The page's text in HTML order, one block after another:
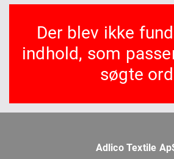
Der blev ikke
indhold, som
søgte ord
Adlico Textile